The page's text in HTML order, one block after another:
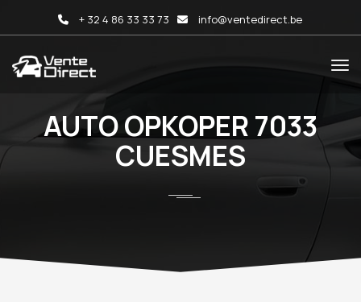
+ 32 4 86 33 33 73 info@ventedirect.be
AUTO OPKOPER 7033
CUESMES